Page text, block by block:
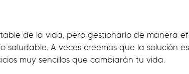
de la vida, pero gestionarlo de manera
saludable. A veces creemos que la solución
muy sencillos que cambiarán tu vida.